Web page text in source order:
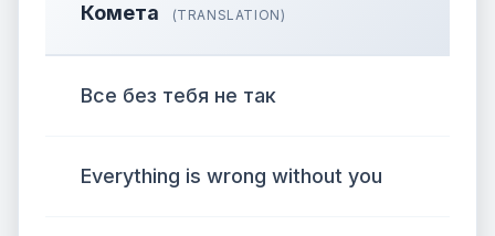
Комета (TRANSLATION)
Все без тебя не так
Everything is wrong without you